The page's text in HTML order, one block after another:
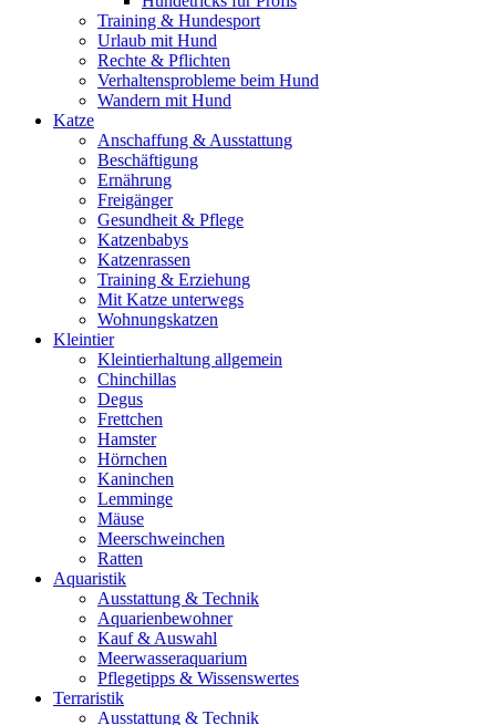
Training & Hundesport
Urlaub mit Hund
Rechte & Pflichten
Verhaltensprobleme beim Hund
Wandern mit Hund
Katze
Anschaffung & Ausstattung
Beschäftigung
Ernährung
Freigänger
Gesundheit & Pflege
Katzenbabys
Katzenrassen
Training & Erziehung
Mit Katze unterwegs
Wohnungskatzen
Kleintier
Kleintierhaltung allgemein
Chinchillas
Degus
Frettchen
Hamster
Hörnchen
Kaninchen
Lemminge
Mäuse
Meerschweinchen
Ratten
Aquaristik
Ausstattung & Technik
Aquarienbewohner
Kauf & Auswahl
Meerwasseraquarium
Pflegetipps & Wissenswertes
Terraristik
Ausstattung & Technik